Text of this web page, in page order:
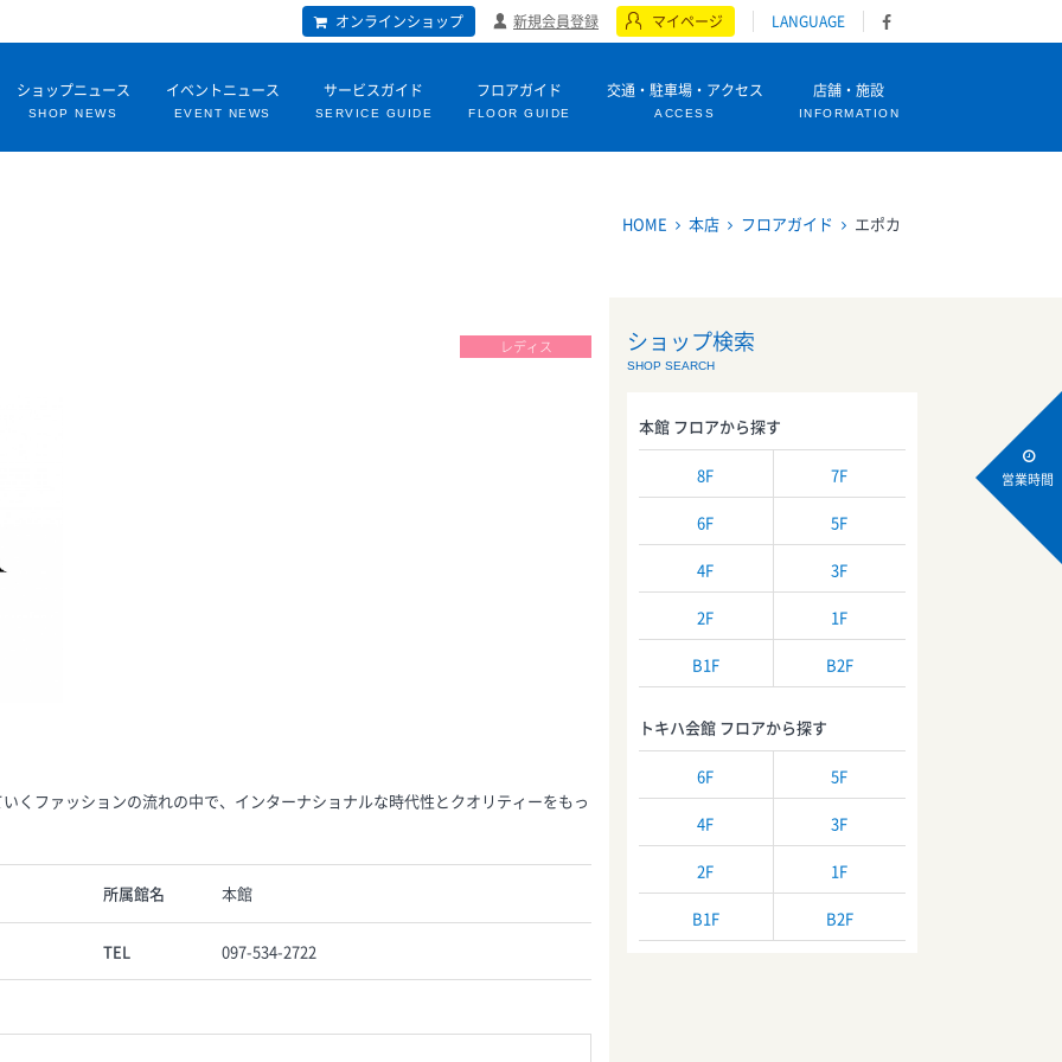
オンラインショップ 新規会員登録 マイページ LANGUAGE
ショップニュース
SHOP NEWS
イベントニュース
EVENT NEWS
サービスガイド
SERVICE GUIDE
フロアガイド
FLOOR GUIDE
交通・駐車場・アクセス
ACCESS
店舗・施設
INFORMATION
営業時間
HOME 本店 フロアガイド エポカ
レディス
くファッションの流れの中で、インターナショナルな時代性とクオリティーをもっ
所属館名 本館
TEL 097-534-2722
ショップ検索
SHOP SEARCH
本館 フロアから探す
8F 7F
6F 5F
4F 3F
2F 1F
B1F B2F
トキハ会館 フロアから探す
6F 5F
4F 3F
2F 1F
B1F B2F